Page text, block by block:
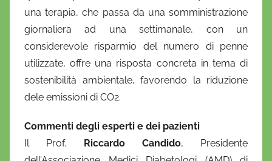
una terapia, che passa da una somministrazione
giornaliera ad una settimanale, con un
considerevole risparmio del numero di penne
utilizzate, offre una risposta concreta in tema di
sostenibilità ambientale, favorendo la riduzione
dele emissioni di CO2.
Commenti degli esperti e dei pazienti
Il Prof. Riccardo Candido, Presidente